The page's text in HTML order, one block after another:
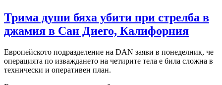
Трима души бяха убити при стрелба в
джамия в Сан Диего, Калифорния
Европейското подразделение на DAN заяви в понеделник, че
операцията по изваждането на четирите тела е била сложна в
технически и оперативен план.